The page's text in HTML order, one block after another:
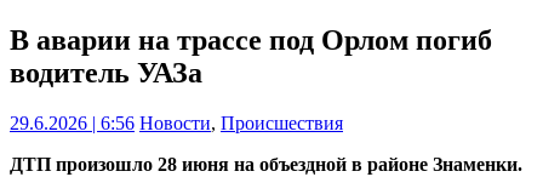
В аварии на трассе под Орлом погиб
водитель УАЗа
29.6.2026 | 6:56 Новости, Происшествия
ДТП произошло 28 июня на объездной в районе Знаменки.